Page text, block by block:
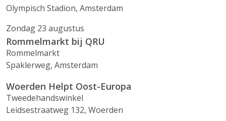
Olympisch Stadion, Amsterdam
Zondag 23 augustus
Rommelmarkt bij QRU
Rommelmarkt
Spaklerweg, Amsterdam
Woerden Helpt Oost-Europa
Tweedehandswinkel
Leidsestraatweg 132, Woerden